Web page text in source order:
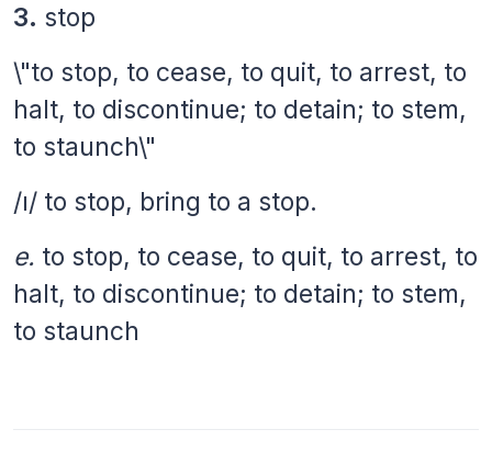
3. stop
\"to stop, to cease, to quit, to arrest, to
halt, to discontinue; to detain; to stem,
to staunch\"
/ı/ to stop, bring to a stop.
e. to stop, to cease, to quit, to arrest, to
halt, to discontinue; to detain; to stem,
to staunch